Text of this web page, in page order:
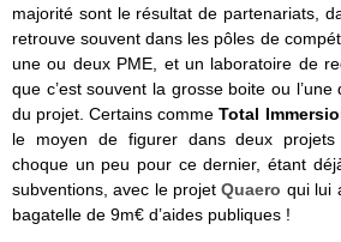
majorité sont le résultat de partenariats,
retrouve souvent dans les pôles de
une ou deux PME, et un laboratoire de
que c’est souvent la grosse boite ou
du projet. Certains commeTotal
le moyen de figurer dans deux projets
choque un peu pour ce dernier, étant
subventions, avec le projetQuaero qui lui
bagatelle de 9m€ d’aides publiques !